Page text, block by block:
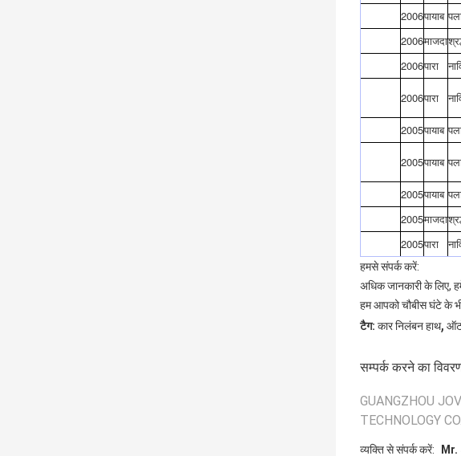
2006पायाब
2006माजदा
2006पारा
2006पारा
2005पायाब
2005पायाब
2005पायाब
2005माजदा
2005पारा
हमसे संपर्क करें:
अधिक जानकारी के लिए,
हम आपको चौबीस घंटे के
टैग: कार निलंबन हाथ,
सम्पर्क करने का
GUANGZHOU
TECHNOLOGY
व्यक्ति से संपर्क करें: